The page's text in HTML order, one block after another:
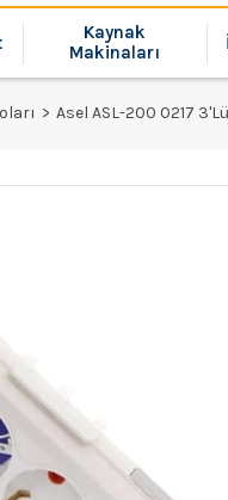
Kaynak
Makinaları
Asel ASL-200 0217